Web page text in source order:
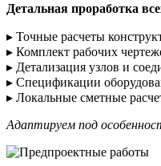
Детальная проработка
▸ Точные расчеты
▸ Комплект рабочих
▸ Детализация узлов и
▸ Спецификации
▸ Локальные сметные
Адаптируем под